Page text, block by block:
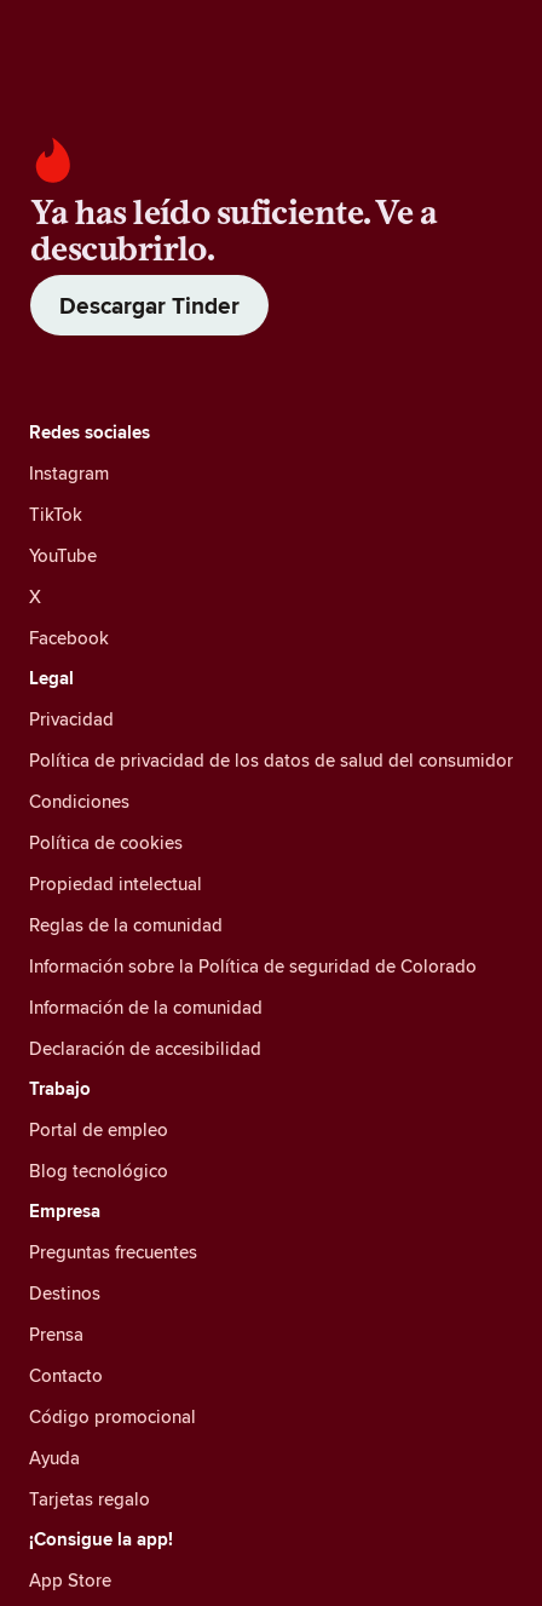
Ya has leído suficiente. Ve a
descubrirlo.
Descargar Tinder
Redes sociales
Instagram
TikTok
YouTube
X
Facebook
Legal
Privacidad
Política de privacidad de los datos de salud del consumidor
Condiciones
Política de cookies
Propiedad intelectual
Reglas de la comunidad
Información sobre la Política de seguridad de Colorado
Información de la comunidad
Declaración de accesibilidad
Trabajo
Portal de empleo
Blog tecnológico
Empresa
Preguntas frecuentes
Destinos
Prensa
Contacto
Código promocional
Ayuda
Tarjetas regalo
¡Consigue la app!
App Store